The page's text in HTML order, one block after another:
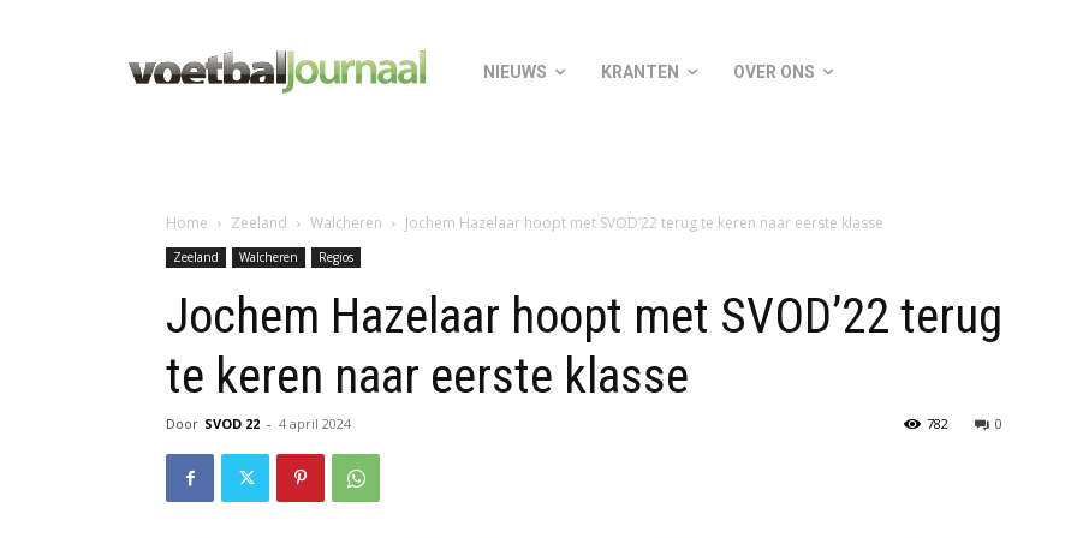
NIEUWS KRANTEN OVER ONS
Home Zeeland Walcheren Jochem Hazelaar hoopt met SVOD’22 terug te keren naar eerste klasse
Zeeland Walcheren Regios
Jochem Hazelaar hoopt met SVOD’22 terug
te keren naar eerste klasse
Door SVOD 22 - 4 april 2024 0
782